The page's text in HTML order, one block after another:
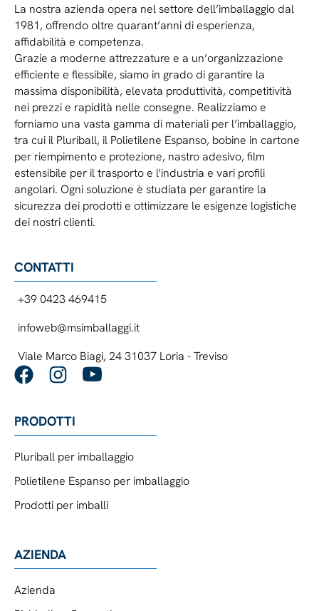
La nostra azienda opera nel settore dell’imballaggio dal
1981, offrendo oltre quarant’anni di esperienza,
affidabilità e competenza.
Grazie a moderne attrezzature e a un’organizzazione
efficiente e flessibile, siamo in grado di garantire la
massima disponibilità, elevata produttività, competitività
nei prezzi e rapidità nelle consegne. Realizziamo e
forniamo una vasta gamma di materiali per l’imballaggio,
tra cui il Pluriball, il Polietilene Espanso, bobine in cartone
per riempimento e protezione, nastro adesivo, film
estensibile per il trasporto e l'industria e vari profili
angolari. Ogni soluzione è studiata per garantire la
sicurezza dei prodotti e ottimizzare le esigenze logistiche
dei nostri clienti.
CONTATTI
+39 0423 469415
infoweb@msimballaggi.it
Viale Marco Biagi, 24 31037 Loria - Treviso
PRODOTTI
Pluriball per imballaggio
Polietilene Espanso per imballaggio
Prodotti per imballi
AZIENDA
Azienda